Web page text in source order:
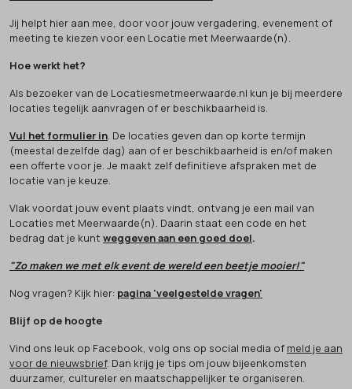
Jij helpt hier aan mee, door voor jouw vergadering, evenement of
meeting te kiezen voor een Locatie met Meerwaarde(n).
Hoe werkt het?
Als bezoeker van de Locatiesmetmeerwaarde.nl kun je bij meerdere
locaties tegelijk aanvragen of er beschikbaarheid is.
Vul het formulier in . De locaties geven dan op korte termijn
(meestal dezelfde dag) aan of er beschikbaarheid is en/of maken
een offerte voor je. Je maakt zelf definitieve afspraken met de
locatie van je keuze.
Vlak voordat jouw event plaats vindt, ontvang je een mail van
Locaties met Meerwaarde(n). Daarin staat een code en het
bedrag dat je kunt weggeven aan een goed doel.
"Zo maken we met elk event de wereld een beetje mooier!"
Nog vragen? Kijk hier: pagina 'veelgestelde vragen'
Blijf op de hoogte
Vind ons leuk op Facebook, volg ons op social media of meld je aan
voor de nieuwsbrief. Dan krijg je tips om jouw bijeenkomsten
duurzamer, cultureler en maatschappelijker te organiseren.